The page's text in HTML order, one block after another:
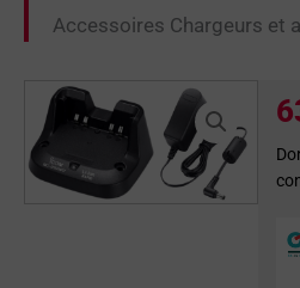
Accessoires Chargeurs et